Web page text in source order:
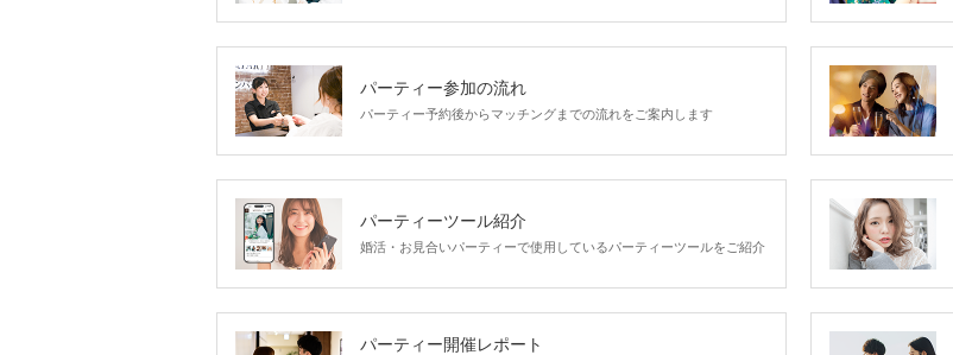
パーティー参加の流れ
パーティー予約後からマッチングまでの流れをご案内します
パーティーツール紹介
婚活・お見合いパーティーで使用しているパーティーツールをご紹介
パーティー開催レポート